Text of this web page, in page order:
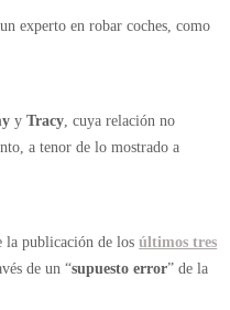
experto en robar coches, como
yTracy, cuya relación no
a tenor de lo mostrado a
la publicación de losúltimos tres
de un “supuesto error” de la